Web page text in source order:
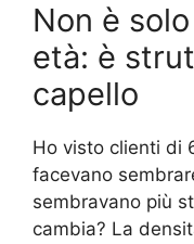
Non è
età: è
capello
Ho visto clienti di
facevano
sembravano più
cambia? La